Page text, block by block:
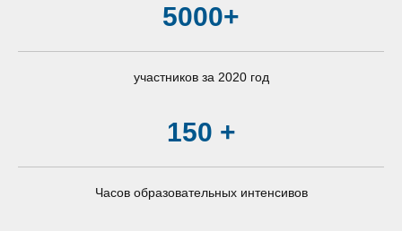
5000+
участников за 2020 год
150 +
Часов образовательных интенсивов